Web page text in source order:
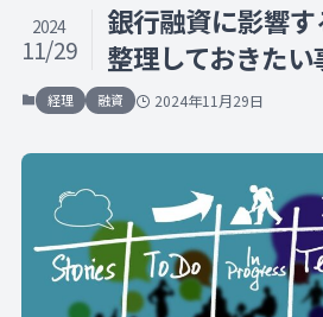
銀行融資に影響
整理しておきたい
2024
11/29
経理 融資 2024年11月29日